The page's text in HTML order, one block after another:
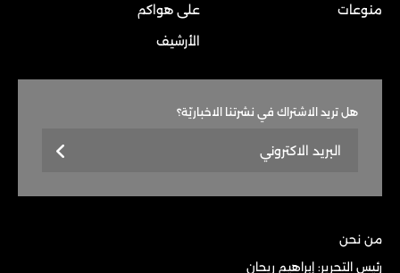
منوعات
على هواكم
الأرشيف
هل تريد الاشتراك في نشرتنا الاخباريّة؟
من نحن
رئيس التحرير: إبراهيم ريحان